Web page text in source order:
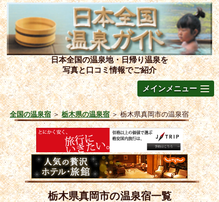
日本全国の温泉地・日帰り温泉を
写真と口コミ情報でご紹介
メインメニュー
全国の温泉宿＞栃木県の温泉宿＞栃木県真岡市の温泉宿
栃木県真岡市の温泉宿一覧